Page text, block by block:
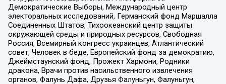
Демократические Выборы, Международный центр
электоральных исследований, Германский фонд Маршалла
Соединенных Штатов, Тихоокеанский центр защиты
окружающей среды и природных ресурсов, Свободная
Россия, Всемирный конгресс украинцев, Атлантический
совет, Человек в беде, Европейский фонд за демократию,
Джеймстаунский фонд, Прожект Хармони, Родники
дракона, Врачи против насильственного извлечения
органов, Фалунь Дафа, Друзья Фалуньгун, Фалуньгун,